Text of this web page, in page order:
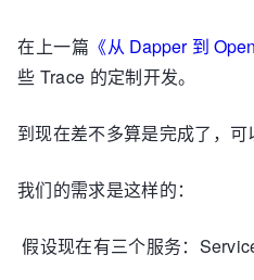
在上一篇 《从 Dapper 到
些 Trace 的定制开发。
到现在差不多算是完成了，可
我们的需求是这样的：
假设现在有三个服务：